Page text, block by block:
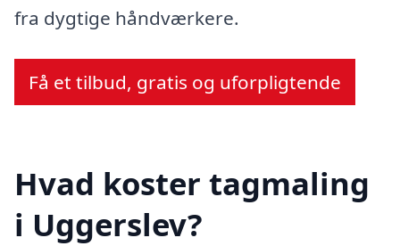
fra dygtige håndværkere.
Få et tilbud, gratis og uforpligtende
Hvad koster tagmaling
i Uggerslev?